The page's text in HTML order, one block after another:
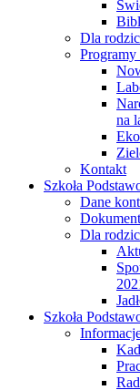
Dla
na
Kontakt
Szkoła
Dane
Dla
Szkoła